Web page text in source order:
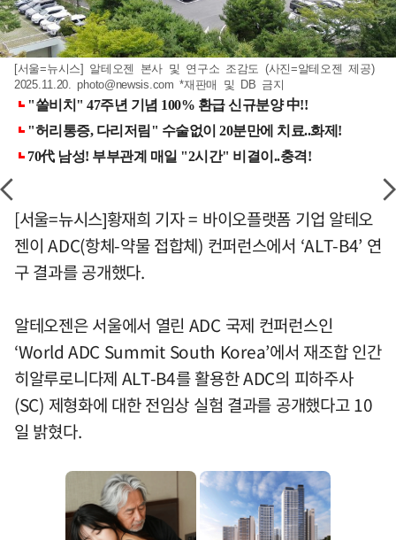
[서울=뉴시스] 알테오젠 본사 및 연구소 조감도 (사진=알테오젠 제공)
2025.11.20.photo@newsis.com *재판매 및 DB 금지
[서울=뉴시스]황재희 기자 = 바이오플랫폼 기업 알테오
젠이 ADC(항체-약물 접합체) 컨퍼런스에서 ‘ALT-B4’ 연
구 결과를 공개했다.
알테오젠은 서울에서 열린 ADC 국제 컨퍼런스인
‘World ADC Summit South Korea’에서 재조합 인간
히알루로니다제 ALT-B4를 활용한 ADC의 피하주사
(SC) 제형화에 대한 전임상 실험 결과를 공개했다고 10
일 밝혔다.